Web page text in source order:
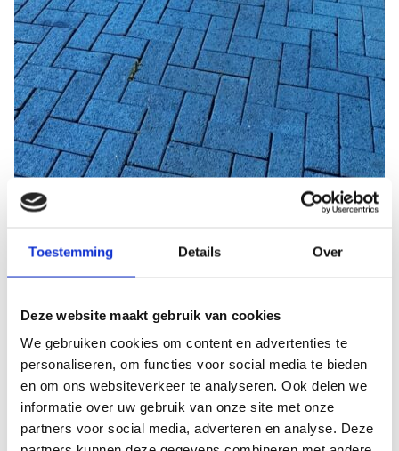
Toestemming Details Over
Deze website maakt gebruik van cookies
We gebruiken cookies om content en advertenties te
personaliseren, om functies voor social media te bieden
en om ons websiteverkeer te analyseren. Ook delen we
informatie over uw gebruik van onze site met onze
partners voor social media, adverteren en analyse. Deze
21 okt 2024
Parkeertips voor Eindhoven Airport: Zo bespaar